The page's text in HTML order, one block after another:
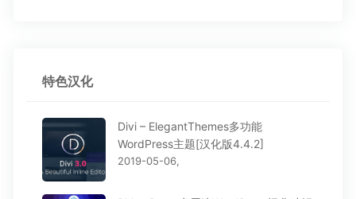
特色汉化
Divi – ElegantThemes多功能
WordPress主题[汉化版4.4.2]
2019-05-06,